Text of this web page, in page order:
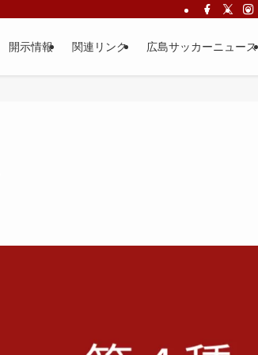
開示情報 関連リンク 広島サッカーニュース